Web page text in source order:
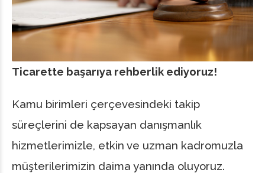
Ticarette başarıya rehberlik ediyoruz!
Kamu birimleri çerçevesindeki takip
süreçlerini de kapsayan danışmanlık
hizmetlerimizle, etkin ve uzman kadromuzla
müşterilerimizin daima yanında oluyoruz.